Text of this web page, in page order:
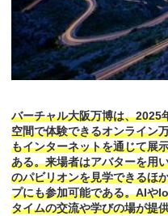
バーチャル大阪万博は、2025
空間で体験できるオンライン
もインターネットを通じて展
ある。来場者はアバターを用
のパビリオンを見学できるほ
プにも参加可能である。AIや
タイムの交流や学びの場が提